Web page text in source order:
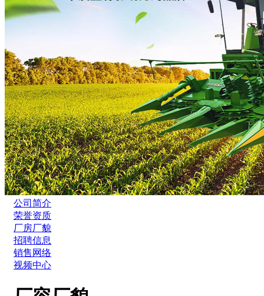
公司简介
荣誉资质
厂房厂貌
招聘信息
销售网络
视频中心